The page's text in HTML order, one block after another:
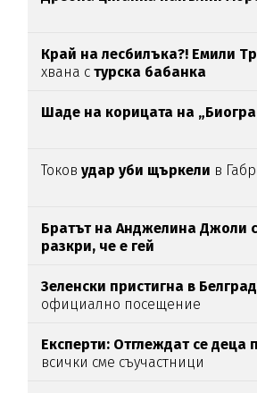
Край на лесбилъка?! Емили
хвана с турска бабанка
Шаде на корицата на
Токовудар уби щъркели в
Братът на Анджелина Джоли
разкри, че е гей
Зеленски пристигна в Белград
официално посещение
Експерти: Отглеждат се деца
всички сме съучастници